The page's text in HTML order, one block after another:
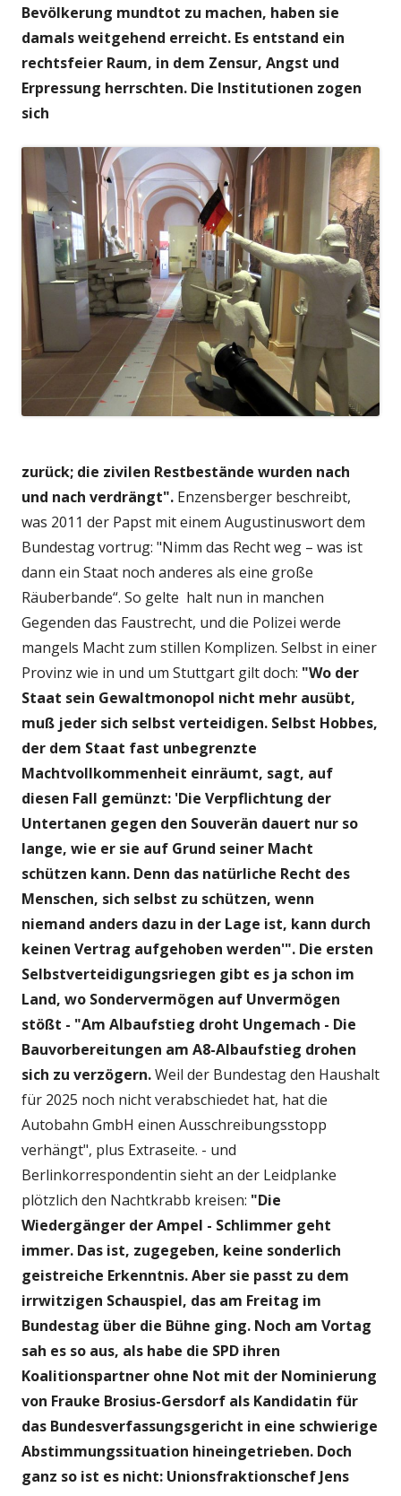
Bevölkerung mundtot zu machen, haben sie
damals weitgehend erreicht. Es entstand ein
rechtsfeier Raum, in dem Zensur, Angst und
Erpressung herrschten. Die Institutionen zogen
sich
zurück; die zivilen Restbestände wurden nach
und nach verdrängt". Enzensberger beschreibt,
was 2011 der Papst mit einem Augustinuswort dem
Bundestag vortrug: "Nimm das Recht weg – was ist
dann ein Staat noch anderes als eine große
Räuberbande“. So gelte halt nun in manchen
Gegenden das Faustrecht, und die Polizei werde
mangels Macht zum stillen Komplizen. Selbst in einer
Provinz wie in und um Stuttgart gilt doch: "Wo der
Staat sein Gewaltmonopol nicht mehr ausübt,
muß jeder sich selbst verteidigen. Selbst Hobbes,
der dem Staat fast unbegrenzte
Machtvollkommenheit einräumt, sagt, auf
diesen Fall gemünzt: 'Die Verpflichtung der
Untertanen gegen den Souverän dauert nur so
lange, wie er sie auf Grund seiner Macht
schützen kann. Denn das natürliche Recht des
Menschen, sich selbst zu schützen, wenn
niemand anders dazu in der Lage ist, kann durch
keinen Vertrag aufgehoben werden'". Die ersten
Selbstverteidigungsriegen gibt es ja schon im
Land, wo Sondervermögen auf Unvermögen
stößt - "Am Albaufstieg droht Ungemach - Die
Bauvorbereitungen am A8-Albaufstieg drohen
sich zu verzögern.Weil der Bundestag den Haushalt
für 2025 noch nicht verabschiedet hat, hat die
Autobahn GmbH einen Ausschreibungsstopp
verhängt", plus Extraseite. - und
Berlinkorrespondentin sieht an der Leidplanke
plötzlich den Nachtkrabb kreisen: "Die
Wiedergänger der Ampel - Schlimmer geht
immer. Das ist, zugegeben, keine sonderlich
geistreiche Erkenntnis. Aber sie passt zu dem
irrwitzigen Schauspiel, das am Freitag im
Bundestag über die Bühne ging. Noch am Vortag
sah es so aus, als habe die SPD ihren
Koalitionspartner ohne Not mit der Nominierung
von Frauke Brosius-Gersdorf als Kandidatin für
das Bundesverfassungsgericht in eine schwierige
Abstimmungssituation hineingetrieben. Doch
ganz so ist es nicht: Unionsfraktionschef Jens